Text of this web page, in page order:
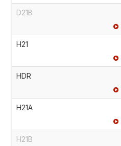
D21B
H21
HDR
H21A
H21B